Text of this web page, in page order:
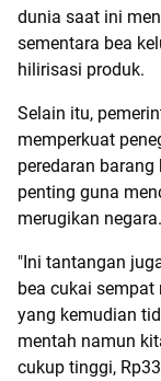
dunia saat ini
sementara bea
hilirisasi produk.
Selain itu,
memperkuat
peredaran
penting guna
merugikan negara.
"Ini tantangan
bea cukai
yang kemudian
mentah namun
cukup tinggi,